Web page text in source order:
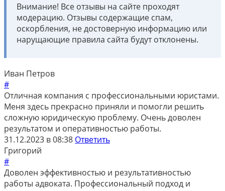
Внимание! Все отзывы на сайте проходят
модерацию. Отзывы содержащие спам,
оскорбления, не достоверную информацию или
нарущающие правила сайта будут отклонены.
Иван Петров
#
Отличная компания с профессиональными юристами.
Меня здесь прекрасно приняли и помогли решить
сложную юридическую проблему. Очень доволен
результатом и оперативностью работы.
31.12.2023 в 08:38 Ответить
Григорий
#
Доволен эффективностью и результативностью
работы адвоката. Профессиональный подход и